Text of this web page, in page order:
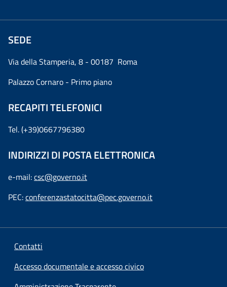
SEDE
Via della Stamperia, 8 - 00187 Roma
Palazzo Cornaro - Primo piano
RECAPITI TELEFONICI
Tel. (+39)0667796380
INDIRIZZI DI POSTA ELETTRONICA
e-mail:csc@governo.it
PEC:conferenzastatocitta@pec.governo.it
Contatti
Accesso documentale e accesso civico